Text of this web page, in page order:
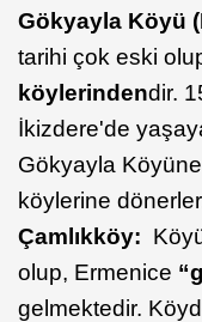
Gökyayla Köyü
tarihi çok eski
köylerindendir.
İkizdere'de
Gökyayla Köyüne
köylerine
Çamlıkköy:
olup, Ermenice
gelmektedir.